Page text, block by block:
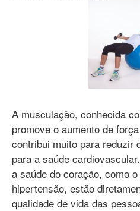
A musculação, conhecida
promove o aumento de
contribui muito para reduzir
para a saúde
a saúde do coração, como
hipertensão, estão
qualidade de vida das